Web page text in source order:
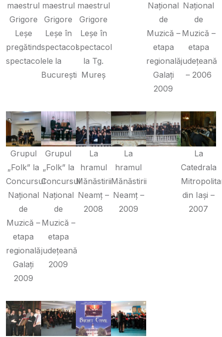
maestrul
Grigore
Leșe
pregătind
spectacolele
maestrul
Grigore
Leșe în
spectacol
la
București
maestrul
Grigore
Leșe în
spectacol
la Tg.
Mureș
Național
de
Muzică –
etapa
regională
Galați
2009
Național
de
Muzică –
etapa
județeană
– 2006
Grupul
„Folk” la
Concursul
Național
de
Muzică –
etapa
regională
Galați
2009
Grupul
„Folk” la
Concursul
Național
de
Muzică –
etapa
județeană
2009
La
hramul
Mănăstirii
Neamț –
2008
La
hramul
Mănăstirii
Neamț –
2009
La
Catedrala
din Iași –
2007